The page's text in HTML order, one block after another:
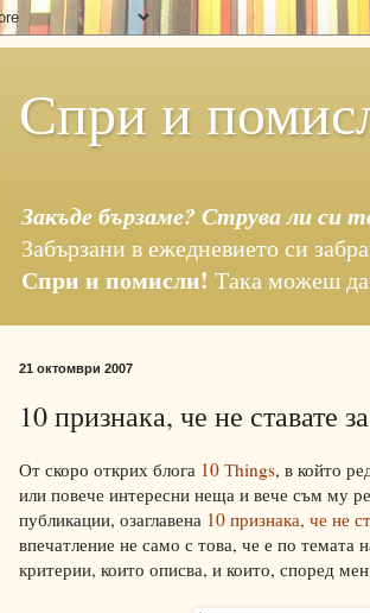
Спри и
Закъде бързаме? Струва ли си
Забързани в ежедневието си
Спри и помисли! Така можеш
21 октомври 2007
10 признака, че не ставате
От скоро открих блога 10 Тhings, в който
или повече интересни неща и вече съм му
публикации, озаглавена 10 признака, че не
впечатление не само с това, че е по темата
критерии, които описва, и които, според